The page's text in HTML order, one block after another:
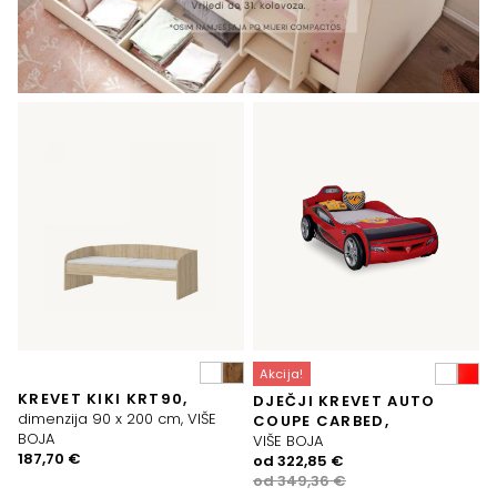
KREVET KIKI KRT90,
dimenzija 90 x 200 cm, VIŠE
BOJA
187,70 €
Akcija!
DJEČJI KREVET AUTO
COUPE CARBED,
VIŠE BOJA
od349,36€
Izvorna
cijena
od 322,85 €
Trenutna
cijena